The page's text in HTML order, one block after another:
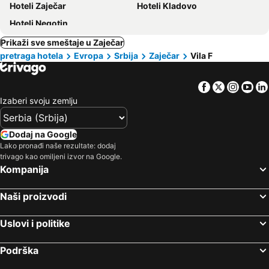
Hoteli Zaječar
Hoteli Kladovo
Hoteli Negotin
Prikaži sve smeštaje u Zaječar
pretraga hotela
Evropa Srbija Zaječar Vila F
Facebook
Twitter
Izaberi svoju zemlju
Dodaj na Google
Lako pronađi naše rezultate: dodaj
trivago kao omiljeni izvor na Google.
Kompanija
Naši proizvodi
Uslovi i politike
Podrška